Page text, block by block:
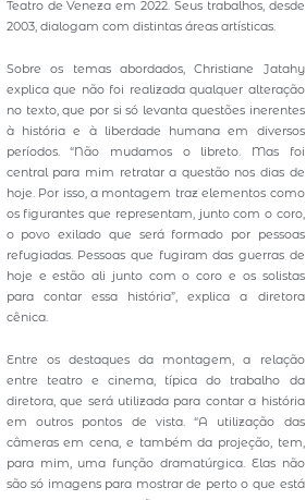
Teatro de Veneza em 2022. Seus trabalhos, desde
2003, dialogam com distintas áreas artísticas.
Sobre os temas abordados, Christiane Jatahy
explica que não foi realizada qualquer alteração
no texto, que por si só levanta questões inerentes
à história e à liberdade humana em diversos
períodos. “Não mudamos o libreto. Mas foi
central para mim retratar a questão nos dias de
hoje. Por isso, a montagem traz elementos como
os figurantes que representam, junto com o coro,
o povo exilado que será formado por pessoas
refugiadas. Pessoas que fugiram das guerras de
hoje e estão ali junto com o coro e os solistas
para contar essa história”, explica a diretora
cênica.
Entre os destaques da montagem, a relação
entre teatro e cinema, típica do trabalho da
diretora, que será utilizada para contar a história
em outros pontos de vista. “A utilização das
câmeras em cena, e também da projeção, tem,
para mim, uma função dramatúrgica. Elas não
são só imagens para mostrar de perto o que está